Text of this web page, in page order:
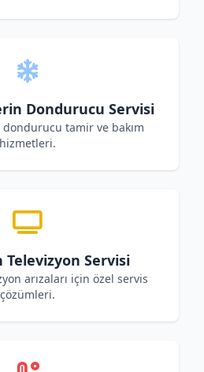
Dondurucu Servisi
tamir ve bakım
hizmetleri.
Televizyon Servisi
arızaları için özel servis
çözümleri.